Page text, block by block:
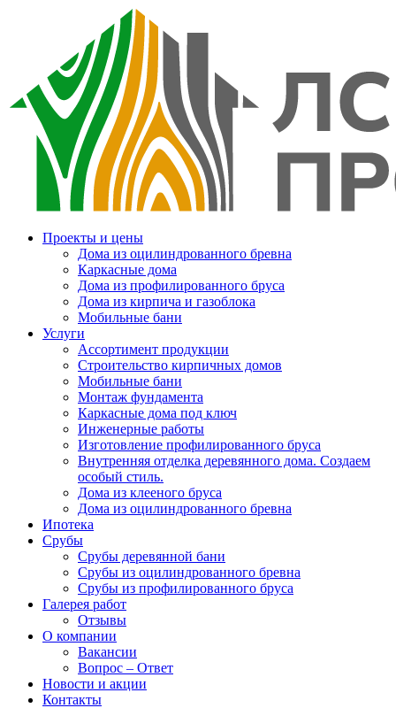
Проекты и цены
Дома из оцилиндрованного бревна
Каркасные дома
Дома из профилированного бруса
Дома из кирпича и газоблока
Мобильные бани
Услуги
Ассортимент продукции
Строительство кирпичных домов
Мобильные бани
Монтаж фундамента
Каркасные дома под ключ
Инженерные работы
Изготовление профилированного бруса
Внутренняя отделка деревянного дома. Создаем
особый стиль.
Дома из клееного бруса
Дома из оцилиндрованного бревна
Ипотека
Срубы
Срубы деревянной бани
Срубы из оцилиндрованного бревна
Срубы из профилированного бруса
Галерея работ
Отзывы
О компании
Вакансии
Вопрос – Ответ
Новости и акции
Контакты